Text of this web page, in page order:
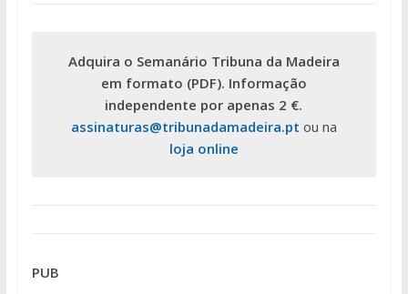
Adquira o Semanário Tribuna da Madeira
em formato (PDF). Informação
independente por apenas 2 €.
assinaturas@tribunadamadeira.pt ou na
loja online
PUB